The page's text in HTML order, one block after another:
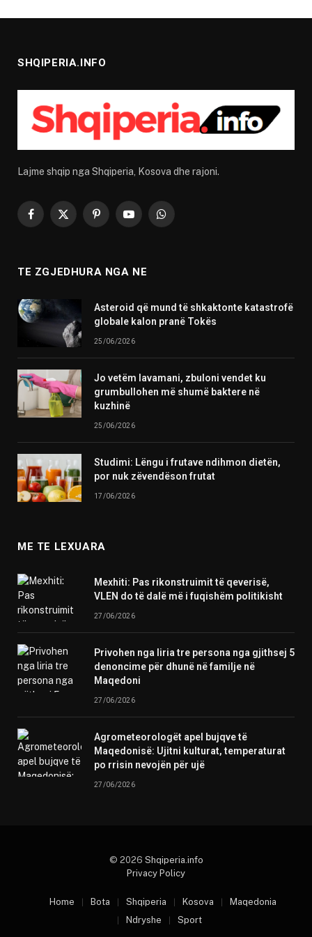
SHQIPERIA.INFO
Lajme shqip nga Shqiperia, Kosova dhe rajoni.
Facebook
X
PinterestYouTubeWhatsApp
TE ZGJEDHURA NGA NE
Asteroid që mund të shkaktonte katastrofë
globale kalon pranë Tokës
25/06/2026
Jo vetëm lavamani, zbuloni vendet ku
grumbullohen më shumë baktere në
kuzhinë
25/06/2026
Studimi: Lëngu i frutave ndihmon dietën,
por nuk zëvendëson frutat
17/06/2026
ME TE LEXUARA
Mexhiti: Pas rikonstruimit të qeverisë,
VLEN do të dalë më i fuqishëm politikisht
27/06/2026
Privohen nga liria tre persona nga gjithsej 5
denoncime për dhunë në familje në
Maqedoni
27/06/2026
Agrometeorologët apel bujqve të
Maqedonisë: Ujitni kulturat, temperaturat
po rrisin nevojën për ujë
27/06/2026
© 2026 Shqiperia.info
Privacy Policy
Home Bota Shqiperia Kosova
Maqedonia
Ndryshe
Sport